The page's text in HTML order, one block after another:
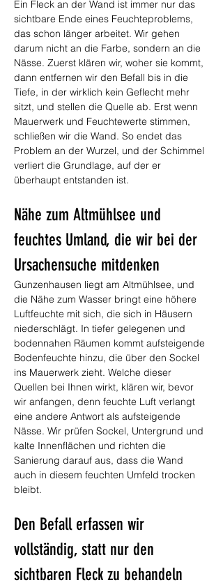
Ein Fleck an der Wand ist immer nur das
sichtbare Ende eines Feuchteproblems,
das schon länger arbeitet. Wir gehen
darum nicht an die Farbe, sondern an die
Nässe. Zuerst klären wir, woher sie kommt,
dann entfernen wir den Befall bis in die
Tiefe, in der wirklich kein Geflecht mehr
sitzt, und stellen die Quelle ab. Erst wenn
Mauerwerk und Feuchtewerte stimmen,
schließen wir die Wand. So endet das
Problem an der Wurzel, und der Schimmel
verliert die Grundlage, auf der er
überhaupt entstanden ist.
Nähe zum Altmühlsee und
feuchtes Umland, die wir bei der
Ursachensuche mitdenken
Gunzenhausen liegt am Altmühlsee, und
die Nähe zum Wasser bringt eine höhere
Luftfeuchte mit sich, die sich in Häusern
niederschlägt. In tiefer gelegenen und
bodennahen Räumen kommt aufsteigende
Bodenfeuchte hinzu, die über den Sockel
ins Mauerwerk zieht. Welche dieser
Quellen bei Ihnen wirkt, klären wir, bevor
wir anfangen, denn feuchte Luft verlangt
eine andere Antwort als aufsteigende
Nässe. Wir prüfen Sockel, Untergrund und
kalte Innenflächen und richten die
Sanierung darauf aus, dass die Wand
auch in diesem feuchten Umfeld trocken
bleibt.
Den Befall erfassen wir
vollständig, statt nur den
sichtbaren Fleck zu behandeln